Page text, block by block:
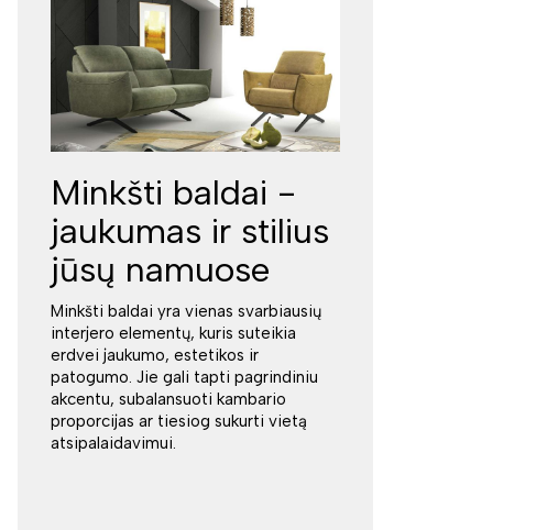
Minkšti baldai -
jaukumas ir stilius
jūsų namuose
Minkšti baldai yra vienas svarbiausių
interjero elementų, kuris suteikia
erdvei jaukumo, estetikos ir
patogumo. Jie gali tapti pagrindiniu
akcentu, subalansuoti kambario
proporcijas ar tiesiog sukurti vietą
atsipalaidavimui.